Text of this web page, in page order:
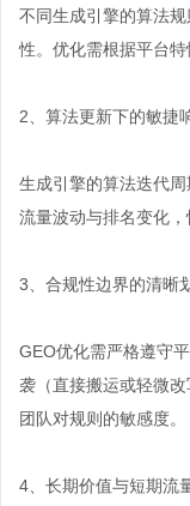
不同生成引擎的算法
性。优化需根据平台
2、算法更新下的敏捷
生成引擎的算法迭代
流量波动与排名变化
3、合规性边界的清晰
GEO优化需严格遵守
袭（直接搬运或轻微
团队对规则的敏感度。
4、长期价值与短期流